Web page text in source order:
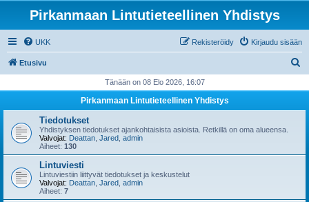
Pirkanmaan Lintutieteellinen Yhdistys
UKK Kirjaudu sisään
Rekisteröidy
Etusivu
i
Tänään on 08 Elo 2026, 16:07
Pirkanmaan Lintutieteellinen Yhdistys
Tiedotukset
Yhdistyksen tiedotukset ajankohtaisista asioista. Retkillä on oma alueensa.
Valvojat: Deattan Jared admin
Aiheet: 130
Lintuviesti
Lintuviestiin liittyvät tiedotukset ja keskustelut
Valvojat: Deattan Jared admin
Aiheet: 7